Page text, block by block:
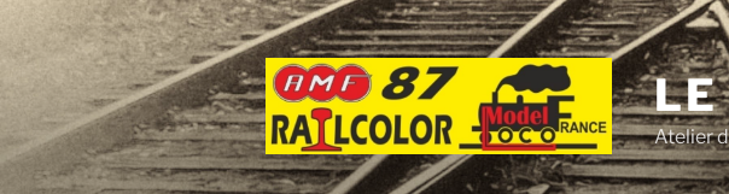
Aller
au
contenu
principal
LE
Atelier